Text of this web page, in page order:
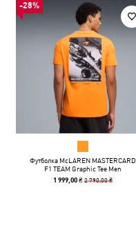
-28%
Футболка McLAREN MASTERCARD
F1 TEAM Graphic Tee Men
1 999,00 ₴2 790,00 ₴